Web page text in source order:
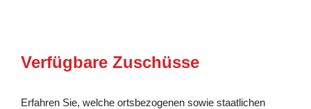
Verfügbare Zuschüsse
Erfahren Sie, welche ortsbezogenen sowie staatlichen